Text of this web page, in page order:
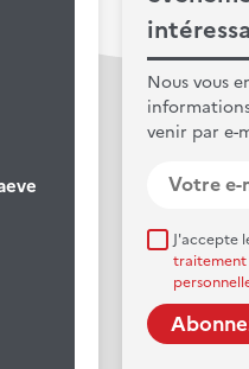
Nous vous
venir par e-
J'accepte
traitement